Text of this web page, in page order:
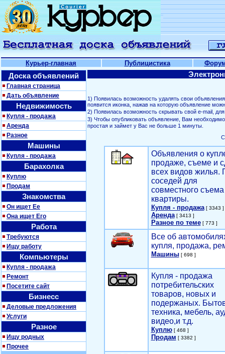
Курьер-главная Публицистика
Доска объявлений
Главная страница
Дать объявление
Недвижимость
Купля - продажа
Аренда
Разное
Машины
Купля - продажа
Барахолка
Куплю
Продам
Знакомства
Он ищет Ее
Она ищет Его
Работа
Требуются
Ищу работу
Компьютеры
Купля - продажа
Ремонт
Посетите сайт
Бизнесс
Деловые предложения
Услуги
Разное
Ищу родных
Прочее
1) Появилась возможность удалять свои
появится иконка, нажав на которую объявление
2) Появилась возможность скрывать свой е-mail,
3) Чтобы опубликовать объявление, Вам
простая и займет у Вас не больше 1 минуты.
Объявления о
продаже, съеме и
всех видов жилья.
соседей для
совместного съема
квартиры.
Купля - продажа[ 3343 ]
Аренда[ 3413 ]
Разное по теме[ 773 ]
Все об
купля, продажа,
Машины[ 698 ]
Купля - продажа
потребительских
товаров, новых и
подержаных.
техника, мебель,
видео,и т.д.
Куплю[ 468 ]
Продам [ 3382 ]